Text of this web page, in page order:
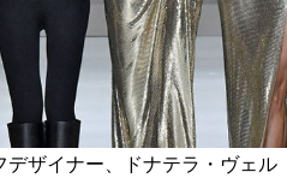
デザイナー、ドナテラ・ヴェル